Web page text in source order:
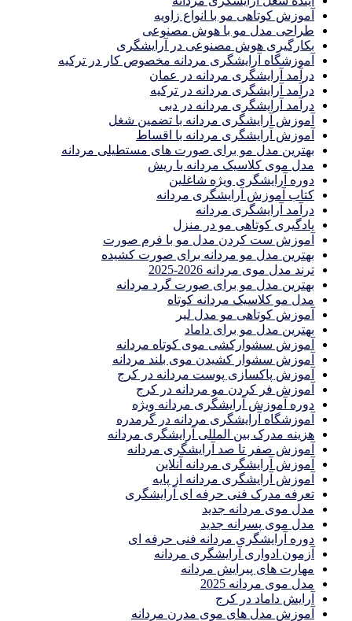
آموزش کوتاهی مو با انواع زاویه
طراحی مدل مو با هوش مصنوعی
بکارگیری هوش مصنوعی در آرایشگری
آموزشگاه آرایشگری مردانه مخصوص کار در ترکیه
درآمد آرایشگری مردانه در عمان
درآمد آرایشگری مردانه در ترکیه
درآمد آرایشگری مردانه در دبی
آموزش آرایشگری مردانه با تضمین شغل
آموزش آرایشگری مردانه با اقساط
بهترین مدل مو برای صورت های مستطیلی مردانه
مدل موی کلاسیک مردانه با ریش
دوره آرایشگری ویژه شاغلین
کتاب آموزش آرایشگری مردانه
درآمد آرایشگری مردانه
یادگیری كوتاهى مو در منزل
آموزش ست كردن مدل مو با فرم صورت
بهترین مدل مو مردانه برای صورت کشیده
ترند مدل موی مردانه 2026-2025
بهترين مدل مو براى صورت گرد مردانه
مدل مو کلاسیک مردانه کوتاه
آموزش کوتاهی مو مدل لیر
بهترین مدل مو برای داماد
آموزش سشوارکشی موی کوتاه مردانه
آموزش سشوار کشیدن موی بلند مردانه
آموزش پاکسازی پوست مردانه در کرج
آموزش فر کردن مو مردانه در کرج
دوره آموزش آرایشگری مردانه ویژه
آموزشگاه آرایشگری مردانه در گرمدره
هزینه مدرک بین المللی آرایشگری مردانه
آموزش صفر تا صد آرایشگری مردانه
آموزش آرایشگری مردانه آنلاین
آموزش آرایشگری مردانه از پایه
تعرفه مدرک فنی حرفه ای آرایشگری
مدل موی مردانه جدید
مدل موی پسرانه جدید
دوره آرایشگری مردانه فنی حرفه ای
آزمون ادواری آرایشگری مردانه
مهارت های پیرایش مردانه
مدل موی مردانه 2025
آرایش داماد در کرج
آموزش مدل های موی مدرن مردانه